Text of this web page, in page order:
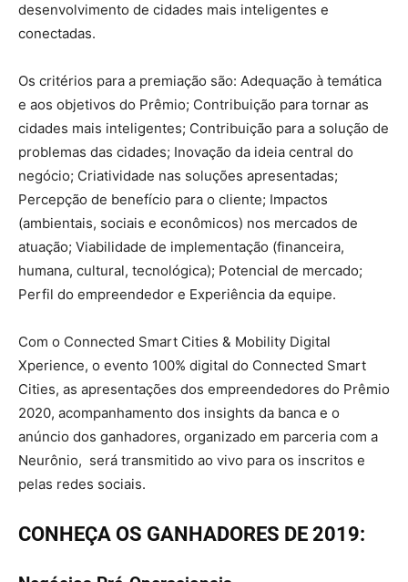
desenvolvimento de cidades mais inteligentes e
conectadas.
Os critérios para a premiação são: Adequação à temática
e aos objetivos do Prêmio; Contribuição para tornar as
cidades mais inteligentes; Contribuição para a solução de
problemas das cidades; Inovação da ideia central do
negócio; Criatividade nas soluções apresentadas;
Percepção de benefício para o cliente; Impactos
(ambientais, sociais e econômicos) nos mercados de
atuação; Viabilidade de implementação (financeira,
humana, cultural, tecnológica); Potencial de mercado;
Perfil do empreendedor e Experiência da equipe.
Com o Connected Smart Cities & Mobility Digital
Xperience, o evento 100% digital do Connected Smart
Cities, as apresentações dos empreendedores do Prêmio
2020, acompanhamento dos insights da banca e o
anúncio dos ganhadores, organizado em parceria com a
Neurônio, será transmitido ao vivo para os inscritos e
pelas redes sociais.
CONHEÇA OS GANHADORES DE 2019: